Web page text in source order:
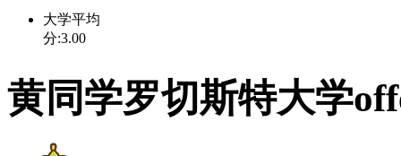
进。
这所力争上游的大学，
大学平均
分:3.00
黄同学罗切斯特大学